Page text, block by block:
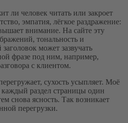
ли человек читать или закроет
эмпатия, лёгкое раздражение:
внимание. На сайте эту
тональность и
может зазвучать
фразе под ним, например,
с клиентом.
сухость усыпляет. Моё
каждый раздел страницы один
снова ясность. Так возникает
перегрузки.